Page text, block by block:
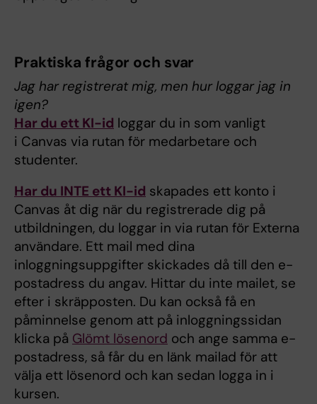
Praktiska frågor och svar
Jag har registrerat mig, men hur loggar jag in
igen?
Har du ett KI-id loggar du in som vanligt
i Canvas via rutan för medarbetare och
studenter.
Har du INTE ett KI-id skapades ett konto i
Canvas åt dig när du registrerade dig på
utbildningen, du loggar in via rutan för Externa
användare. Ett mail med dina
inloggningsuppgifter skickades då till den e-
postadress du angav. Hittar du inte mailet, se
efter i skräpposten. Du kan också få en
påminnelse genom att på inloggningssidan
klicka på Glömt lösenord och ange samma e-
postadress, så får du en länk mailad för att
välja ett lösenord och kan sedan logga in i
kursen.